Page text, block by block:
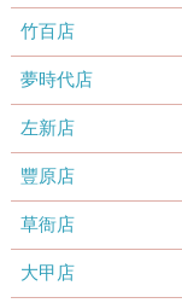
竹百店
夢時代店
左新店
豐原店
草衙店
大甲店